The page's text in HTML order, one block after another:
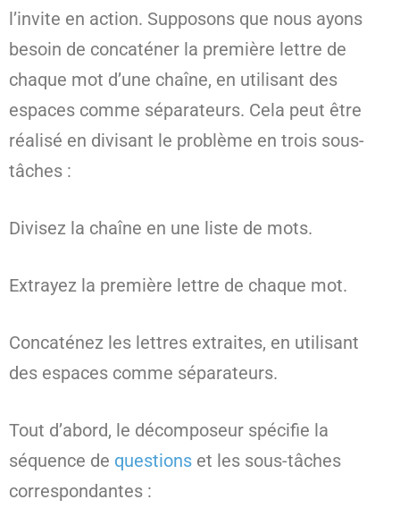
l’invite en action. Supposons que nous ayons
besoin de concaténer la première lettre de
chaque mot d’une chaîne, en utilisant des
espaces comme séparateurs. Cela peut être
réalisé en divisant le problème en trois sous-
tâches :
Divisez la chaîne en une liste de mots.
Extrayez la première lettre de chaque mot.
Concaténez les lettres extraites, en utilisant
des espaces comme séparateurs.
Tout d’abord, le décomposeur spécifie la
séquence de questions et les sous-tâches
correspondantes :